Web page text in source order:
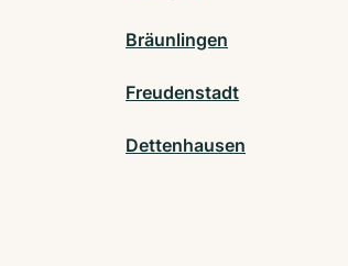
Bräunlingen
Freudenstadt
Dettenhausen